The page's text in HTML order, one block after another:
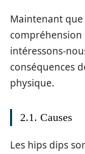
Maintenant
compréhension
intéressons-
conséquences
physique.
2.1. Causes
Les hips dips